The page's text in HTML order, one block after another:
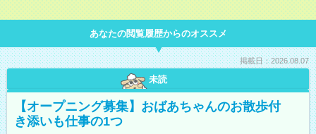
あなたの閲覧履歴からのオススメ
掲載日：2026.08.07
未読
【オープニング募集】おばあちゃんのお散歩付
き添いも仕事の1つ